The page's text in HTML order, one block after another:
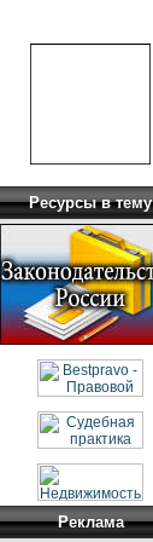
Ресурсы в тему
Реклама